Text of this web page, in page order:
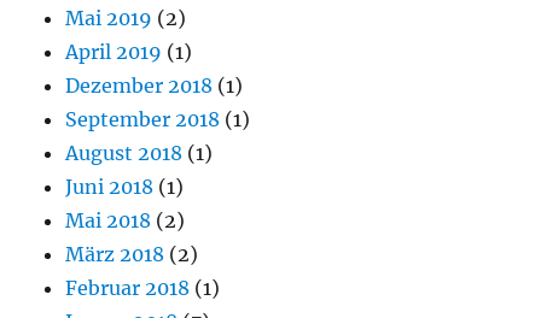
Mai 2019 (2)
April 2019 (1)
Dezember 2018 (1)
September 2018 (1)
August 2018 (1)
Juni 2018 (1)
Mai 2018 (2)
März 2018 (2)
Februar 2018 (1)